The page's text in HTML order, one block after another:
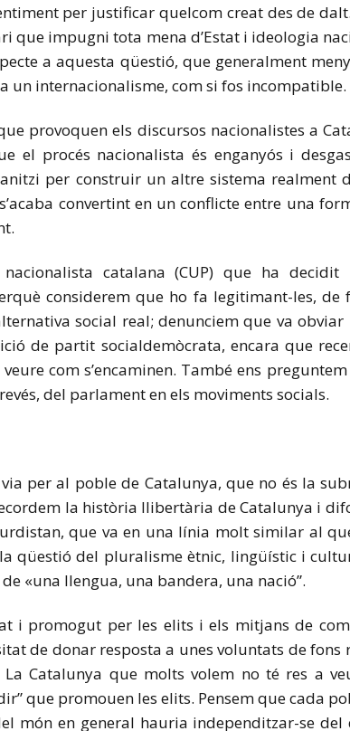
per justificar quelcom creat des de
que impugni tota mena d’Estat i ideologia
a aquesta qüestió, que generalment
un internacionalisme, com si fos incompatible.
provoquen els discursos nacionalistes a
el procés nacionalista és enganyós i
per construir un altre sistema realment
convertint en un conflicte entre una
catalana (CUP) que ha
considerem que ho fa legitimant-les,
social real; denunciem que va
de partit socialdemòcrata, encara que
com s’encaminen. També ens
del parlament en els moviments socials.
per al poble de Catalunya, que no és la
la història llibertària de Catalunya i
que va en una línia molt similar al
qüestió del pluralisme ètnic, lingüístic i
«una llengua, una bandera, una nació”.
i promogut per les elits i els mitjans de
de donar resposta a unes voluntats de fons
Catalunya que molts volem no té res a
que promouen les elits. Pensem que cada
món en general hauria independitzar-se del